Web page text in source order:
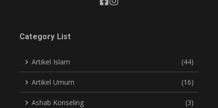
Category List
Artikel Islam (44)
Artikel Umum (16)
Ashab Konseling (3)